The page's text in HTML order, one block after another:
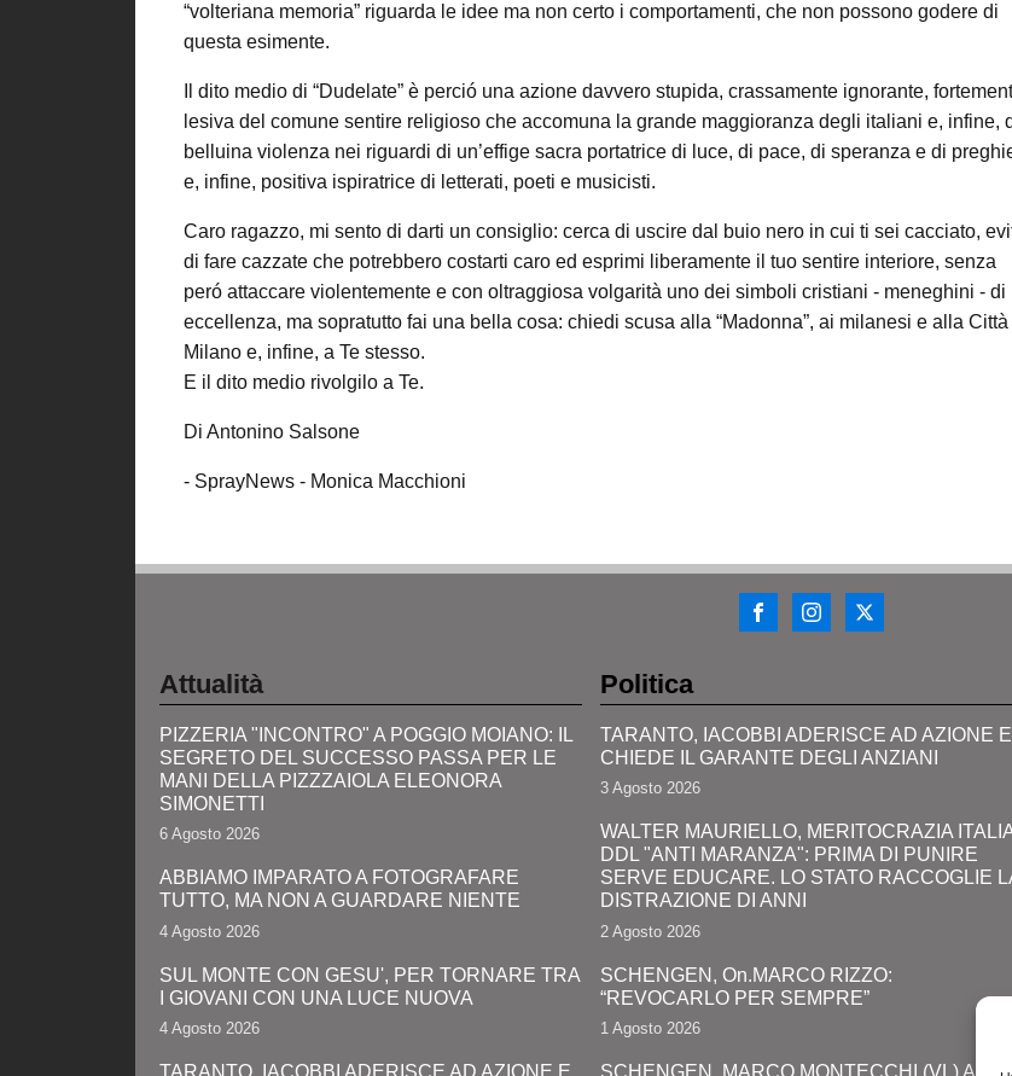
“volteriana memoria” riguarda le idee ma non certo i comportamenti, che non possono godere di
questa esimente.
Il dito medio di “Dudelate” è perció una azione davvero stupida, crassamente ignorante,
lesiva del comune sentire religioso che accomuna la grande maggioranza degli italiani e, infine,
belluina violenza nei riguardi di un’effige sacra portatrice di luce, di pace, di speranza e di
e, infine, positiva ispiratrice di letterati, poeti e musicisti.
Caro ragazzo, mi sento di darti un consiglio: cerca di uscire dal buio nero in cui ti sei cacciato,
di fare cazzate che potrebbero costarti caro ed esprimi liberamente il tuo sentire interiore, senza
peró attaccare violentemente e con oltraggiosa volgarità uno dei simboli cristiani - meneghini - di
eccellenza, ma sopratutto fai una bella cosa: chiedi scusa alla “Madonna”, ai milanesi e alla Città
Milano e, infine, a Te stesso.
E il dito medio rivolgilo a Te.
Di Antonino Salsone
- SprayNews - Monica Macchioni
Attualità
PIZZERIA "INCONTRO" A POGGIO MOIANO: IL
SEGRETO DEL SUCCESSO PASSA PER LE
MANI DELLA PIZZZAIOLA ELEONORA
SIMONETTI
6 Agosto 2026
ABBIAMO IMPARATO A FOTOGRAFARE
TUTTO, MA NON A GUARDARE NIENTE
4 Agosto 2026
SUL MONTE CON GESU', PER TORNARE TRA
I GIOVANI CON UNA LUCE NUOVA
4 Agosto 2026
Politica
TARANTO, IACOBBI ADERISCE AD AZIONE E
CHIEDE IL GARANTE DEGLI ANZIANI
3 Agosto 2026
WALTER MAURIELLO, MERITOCRAZIA
DDL "ANTI MARANZA": PRIMA DI PUNIRE
SERVE EDUCARE. LO STATO RACCOGLIE
DISTRAZIONE DI ANNI
2 Agosto 2026
SCHENGEN, On.MARCO RIZZO:
“REVOCARLO PER SEMPRE”
1 Agosto 2026